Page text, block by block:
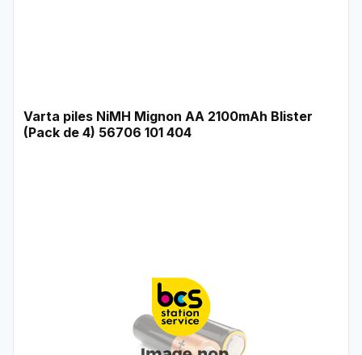
Varta piles NiMH Mignon AA 2100mAh Blister
(Pack de 4) 56706 101 404